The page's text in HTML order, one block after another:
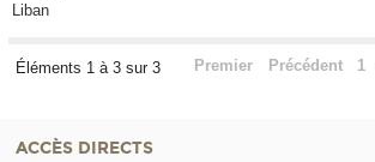
Liban
Éléments 1 à 3 sur 3 Premier Précédent 1
ACCÈS DIRECTS